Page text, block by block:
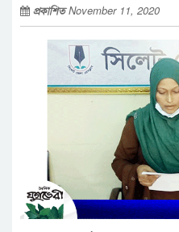
প্রকাশিতNovember 11, 2020